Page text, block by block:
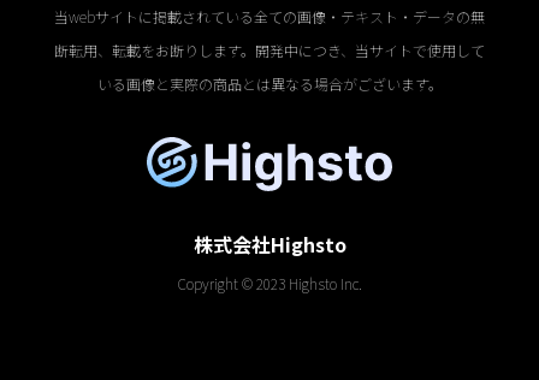
当webサイトに掲載されている全ての画像・テキスト・データの無
断転用、転載をお断りします。開発中につき、当サイトで使用して
いる画像と実際の商品とは異なる場合がございます。
株式会社Highsto
Copyright © 2023 Highsto Inc.